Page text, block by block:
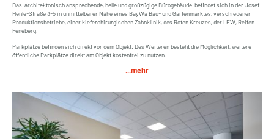
Das architektonisch ansprechende, helle und großzügige Bürogebäude befindet sich in der Josef-
Henle-Straße 3-5 in unmittelbarer Nähe eines BayWa Bau- und Gartenmarktes, verschiedener
Produktionsbetriebe, einer kieferchirurgischen Zahnklinik, des Roten Kreuzes, der LEW, Reifen
Feneberg.
Parkplätze befinden sich direkt vor dem Objekt. Des Weiteren besteht die Möglichkeit, weitere
öffentliche Parkplätze direkt am Objekt kostenfrei zu nutzen.
...mehr